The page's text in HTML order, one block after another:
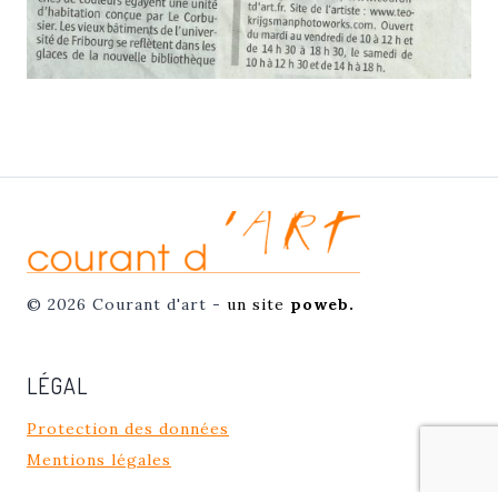
© 2026 Courant d'art - un site poweb.
LÉGAL
Protection des données
Mentions légales